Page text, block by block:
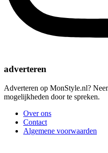
adverteren
Adverteren op MonStyle.nl?
mogelijkheden door te spreken.
Over ons
Contact
Algemene voorwaarden